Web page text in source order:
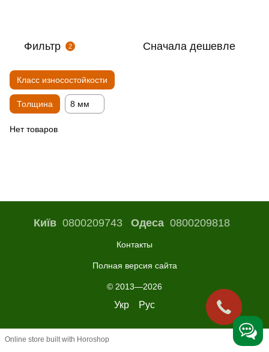
Фильтр 2 Сначала дешевле
Класс износостойкости
Толщина 8 мм
Нет товаров
Київ0800209743 Одеса0800209818
Контакты
Полная версия сайта
© 2013—2026
Укр Рус
Online store built with Horoshop